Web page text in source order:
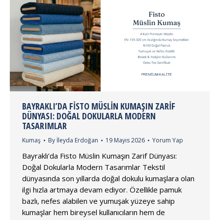
BAYRAKLI’DA FISTO MÜSLIN KUMAŞIN ZARIF
DÜNYASI: DOĞAL DOKULARLA MODERN
TASARIMLAR
Kumaş By İleyda Erdoğan 19 Mayıs 2026 Yorum Yap
Bayraklı’da Fisto Müslin Kumaşın Zarif Dünyası:
Doğal Dokularla Modern Tasarımlar Tekstil
dünyasında son yıllarda doğal dokulu kumaşlara olan
ilgi hızla artmaya devam ediyor. Özellikle pamuk
bazlı, nefes alabilen ve yumuşak yüzeye sahip
kumaşlar hem bireysel kullanıcıların hem de